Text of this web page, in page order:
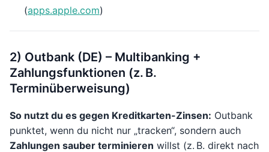
(apps.apple.com)
2) Outbank (DE) – Multibanking +
Zahlungsfunktionen (z. B.
Terminüberweisung)
So nutzt du es gegen Kreditkarten-Zinsen: Outbank
punktet, wenn du nicht nur „tracken“, sondern auch
Zahlungen sauber terminieren willst (z. B. direkt nach